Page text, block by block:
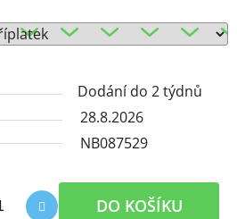
Dodání do 2 týdnů
28.8.2026
NB087529
DO KOŠÍKU